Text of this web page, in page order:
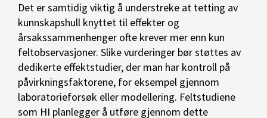
Det er samtidig viktig å understreke at tetting av
kunnskapshull knyttet til effekter og
årsakssammenhenger ofte krever mer enn kun
feltobservasjoner. Slike vurderinger bør støttes av
dedikerte effektstudier, der man har kontroll på
påvirkningsfaktorene, for eksempel gjennom
laboratorieforsøk eller modellering. Feltstudiene
som HI planlegger å utføre gjennom dette